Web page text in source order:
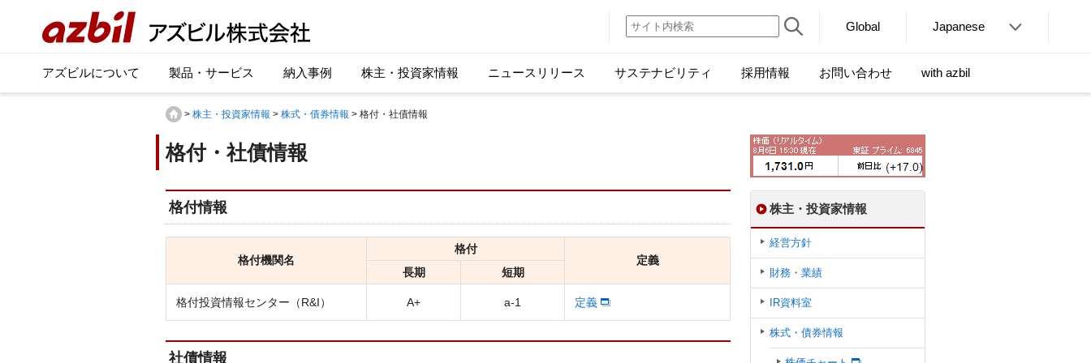
Global Japanese
アズビルについて 製品・サービス 納入事例 株主・投資家情報 ニュースリリース サステナビリティ 採用情報 お問い合わせ with azbil
> 株主・投資家情報 > 株式・債券情報 > 格付・社債情報
格付・社債情報
格付情報
格付機関名
格付
定義
長期
短期
格付投資情報センター（R&I） A+ a-1 定義
社債情報
株主・投資家情報
経営方針
財務・業績
IR資料室
株式・債券情報